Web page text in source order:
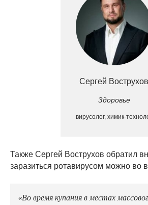
Сергей Вострухов
Здоровье
вирусолог, химик-
Также Сергей Вострухов обратил
заразиться ротавирусом можно во
«Во время купания в местах